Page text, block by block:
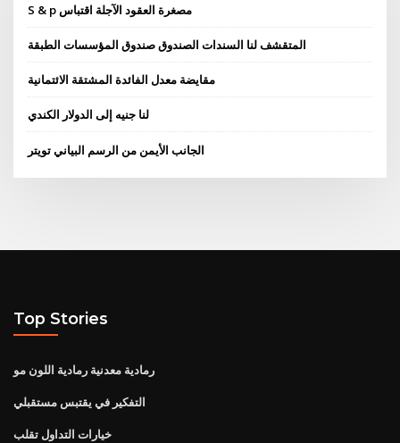
S & p مصغرة العقود الآجلة اقتباس
المتقشف لنا السندات الصندوق صندوق المؤسسات الطبقة
مقايضة معدل الفائدة المشتقة الائتمانية
لنا جنيه إلى الدولار الكندي
الجانب الأيمن من الرسم البياني تويتر
Top Stories
رمادية معدنية رمادية اللون مو
التفكير في يقتبس مستقبلي
خيارات التداول تقلب